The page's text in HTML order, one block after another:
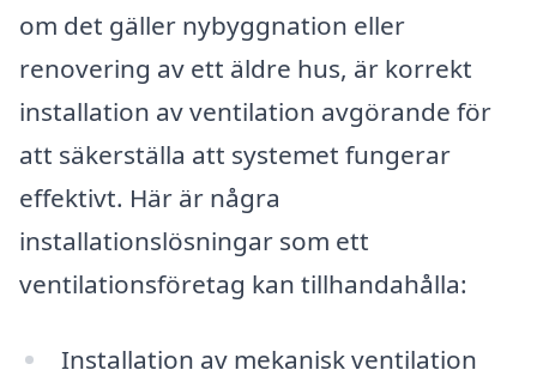
om det gäller nybyggnation eller
renovering av ett äldre hus, är korrekt
installation av ventilation avgörande för
att säkerställa att systemet fungerar
effektivt. Här är några
installationslösningar som ett
ventilationsföretag kan tillhandahålla:
Installation av mekanisk ventilation